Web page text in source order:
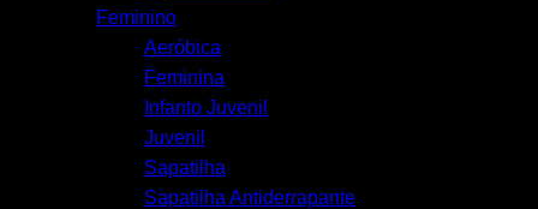
Feminino
Aeróbica
Feminina
Infanto Juvenil
Juvenil
Sapatilha
Sapatilha Antiderrapante